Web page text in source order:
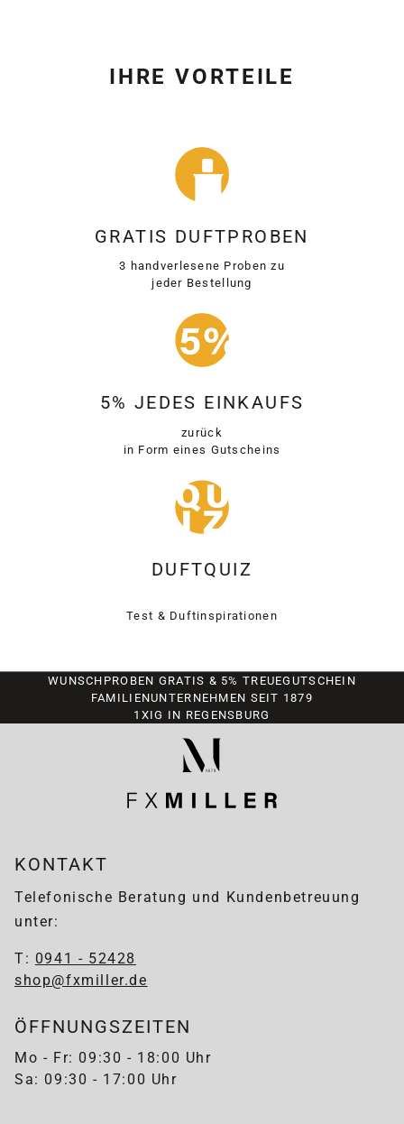
IHRE VORTEILE
GRATIS DUFTPROBEN
3 handverlesene Proben zu
jeder Bestellung
5% JEDES EINKAUFS
zurück
in Form eines Gutscheins
DUFTQUIZ
Test & Duftinspirationen
WUNSCHPROBEN GRATIS & 5% TREUEGUTSCHEIN
FAMILIENUNTERNEHMEN SEIT 1879
1XIG IN REGENSBURG
KONTAKT
Telefonische Beratung und Kundenbetreuung
unter:
T: 0941 - 52428
shop@fxmiller.de
ÖFFNUNGSZEITEN
Mo - Fr: 09:30 - 18:00 Uhr
Sa: 09:30 - 17:00 Uhr